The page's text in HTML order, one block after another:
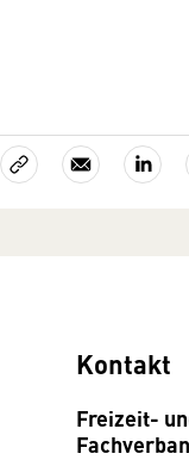
Kontakt
Freizeit-